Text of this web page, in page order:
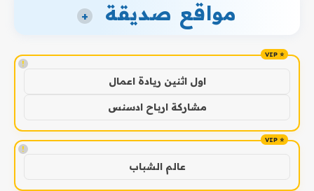
مواقع صديقة +
!
اول اثنين ريادة اعمال
مشاركة ارباح ادسنس
!
عالم الشباب